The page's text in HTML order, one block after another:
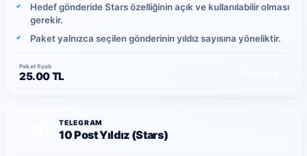
Hedef gönderide Stars özelliğinin açık ve kullanılabilir olması
gerekir.
Paket yalnızca seçilen gönderinin yıldız sayısına yöneliktir.
Paket fiyatı
25.00 TL
TELEGRAM
10 Post Yıldız (Stars)